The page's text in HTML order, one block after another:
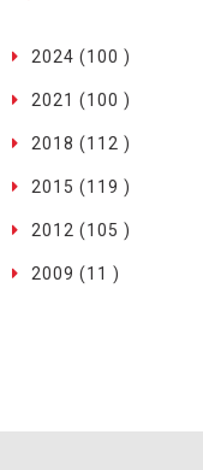
2024 (100 )
2021 (100 )
2018 (112 )
2015 (119 )
2012 (105 )
2009 (11 )